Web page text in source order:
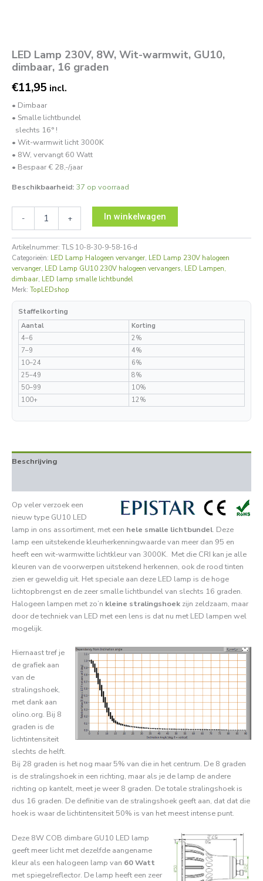
LED Lamp 230V, 8W, Wit-warmwit, GU10,
dimbaar, 16 graden
€11,95 incl.
• Dimbaar
• Smalle lichtbundel
slechts 16° !
• Wit-warmwit licht 3000K
• 8W, vervangt 60 Watt
• Bespaar € 28,-/jaar
Beschikbaarheid: 37 op voorraad
- + In winkelwagen
Artikelnummer: TLS 10-8-30-9-58-16-d
Categorieën: LED Lamp Halogeen vervanger, LED Lamp 230V halogeen
vervanger, LED Lamp GU10 230V halogeen vervangers, LED Lampen,
dimbaar, LED lamp smalle lichtbundel
Merk: TopLEDshop
Staffelkorting
Aantal
Korting
4–6
2%
7–9
4%
10–24
6%
25–49
8%
50–99
10%
100+
12%
Beschrijving
Op veler verzoek een
nieuw type GU10 LED
lamp in ons assortiment, met een hele smalle lichtbundel. Deze
lamp een uitstekende kleurherkenningwaarde van meer dan 95 en
heeft een wit-warmwitte lichtkleur van 3000K. Met die CRI kan je alle
kleuren van de voorwerpen uitstekend herkennen, ook de rood tinten
zien er geweldig uit. Het speciale aan deze LED lamp is de hoge
lichtopbrengst en de zeer smalle lichtbundel van slechts 16 graden.
Halogeen lampen met zo’n kleine stralingshoek zijn zeldzaam, maar
door de techniek van LED met een lens is dat nu met LED lampen wel
mogelijk.
Hiernaast tref je
de grafiek aan
van de
stralingshoek,
met dank aan
olino.org. Bij 8
graden is de
lichtintensiteit
slechts de helft.
Bij 28 graden is het nog maar 5% van die in het centrum. De 8 graden
is de stralingshoek in een richting, maar als je de lamp de andere
richting op kantelt, meet je weer 8 graden. De totale stralingshoek is
dus 16 graden. De definitie van de stralingshoek geeft aan, dat dat die
hoek is waar de lichtintensiteit 50% is van het meest intense punt.
Deze 8W COB dimbare GU10 LED lamp
geeft meer licht met dezelfde aangename
kleur als een halogeen lamp van 60 Watt
met spiegelreflector. De lamp heeft een zeer